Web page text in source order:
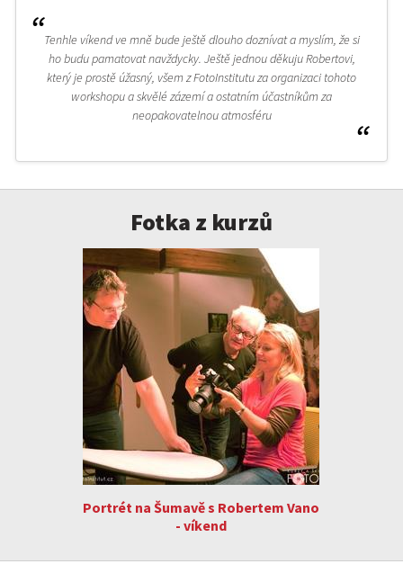
Tenhle víkend ve mně bude ještě dlouho doznívat a myslím, že si
ho budu pamatovat navždycky. Ještě jednou děkuju Robertovi,
který je prostě úžasný, všem z FotoInstitutu za organizaci tohoto
workshopu a skvělé zázemí a ostatním účastníkům za
neopakovatelnou atmosféru
Fotka z kurzů
Portrét na Šumavě s Robertem Vano
- víkend